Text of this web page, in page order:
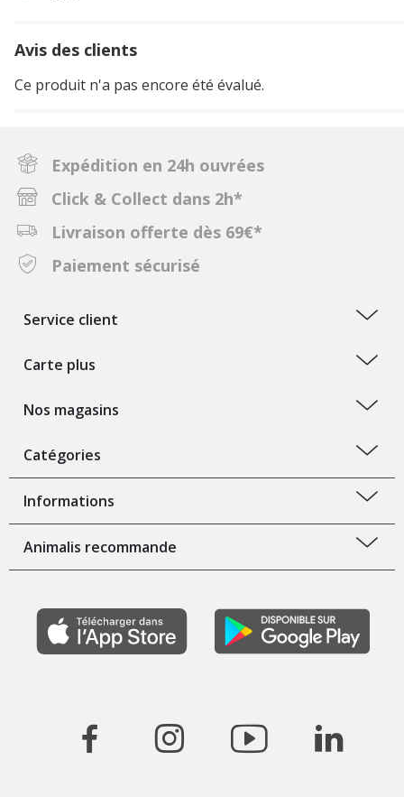
Avis des clients
Ce produit n'a pas encore été évalué.
Expédition en 24h ouvrées
Click & Collect dans 2h*
Livraison offerte dès 69€*
Paiement sécurisé
Service client
Carte plus
Nos magasins
Catégories
Informations
Animalis recommande